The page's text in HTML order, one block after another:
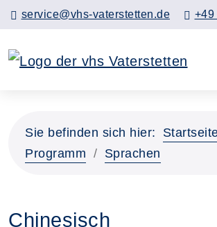
service@vhs-vaterstetten.de +49
Sie befinden sich hier:
Programm
Sprachen
Chinesisch